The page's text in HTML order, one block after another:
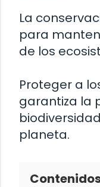
La
para
de los
Proteger a
garantiza la
planeta.